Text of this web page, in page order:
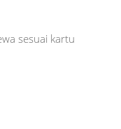
sesuai kartu